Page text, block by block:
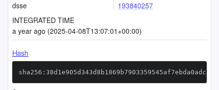
dsse
193840257
INTEGRATED TIME
a year ago (2025-04-08T13:07:01+00:00)
Hash